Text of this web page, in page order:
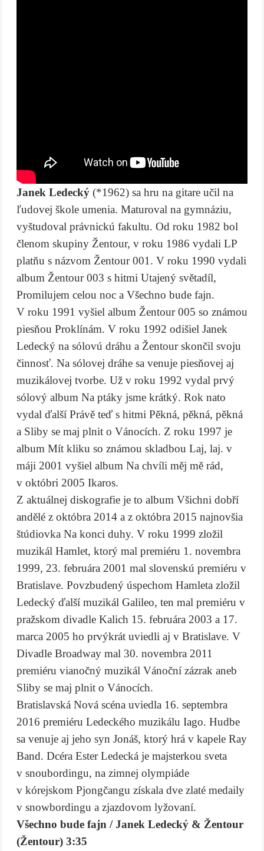
Janek Ledecký (*1962) sa hru na gitare učil na
ľudovej škole umenia. Maturoval na gymnáziu,
vyštudoval právnickú fakultu. Od roku 1982 bol
členom skupiny Žentour, v roku 1986 vydali LP
platňu s názvom Žentour 001. V roku 1990 vydali
album Žentour 003 s hitmi Utajený světadíl,
Promilujem celou noc a Všechno bude fajn.
V roku 1991 vyšiel album Žentour 005 so známou
piesňou Proklínám. V roku 1992 odišiel Janek
Ledecký na sólovú dráhu a Žentour skončil svoju
činnosť. Na sólovej dráhe sa venuje piesňovej aj
muzikálovej tvorbe. Už v roku 1992 vydal prvý
sólový album Na ptáky jsme krátký. Rok nato
vydal ďalší Právě teď s hitmi Pěkná, pěkná, pěkná
a Sliby se maj plnit o Vánocích. Z roku 1997 je
album Mít kliku so známou skladbou Laj, laj. v
máji 2001 vyšiel album Na chvíli měj mě rád,
v októbri 2005 Ikaros.
Z aktuálnej diskografie je to album Všichni dobří
andělé z októbra 2014 a z októbra 2015 najnovšia
štúdiovka Na konci duhy. V roku 1999 zložil
muzikál Hamlet, ktorý mal premiéru 1. novembra
1999, 23. februára 2001 mal slovenskú premiéru v
Bratislave. Povzbudený úspechom Hamleta zložil
Ledecký ďalší muzikál Galileo, ten mal premiéru v
pražskom divadle Kalich 15. februára 2003 a 17.
marca 2005 ho prvýkrát uviedli aj v Bratislave. V
Divadle Broadway mal 30. novembra 2011
premiéru vianočný muzikál Vánoční zázrak aneb
Sliby se maj plnit o Vánocích.
Bratislavská Nová scéna uviedla 16. septembra
2016 premiéru Ledeckého muzikálu Iago. Hudbe
sa venuje aj jeho syn Jonáš, ktorý hrá v kapele Ray
Band. Dcéra Ester Ledecká je majsterkou sveta
v snoubordingu, na zimnej olympiáde
v kórejskom Pjongčangu získala dve zlaté medaily
v snowbordingu a zjazdovom lyžovaní.
Všechno bude fajn / Janek Ledecký & Žentour
(Žentour) 3:35